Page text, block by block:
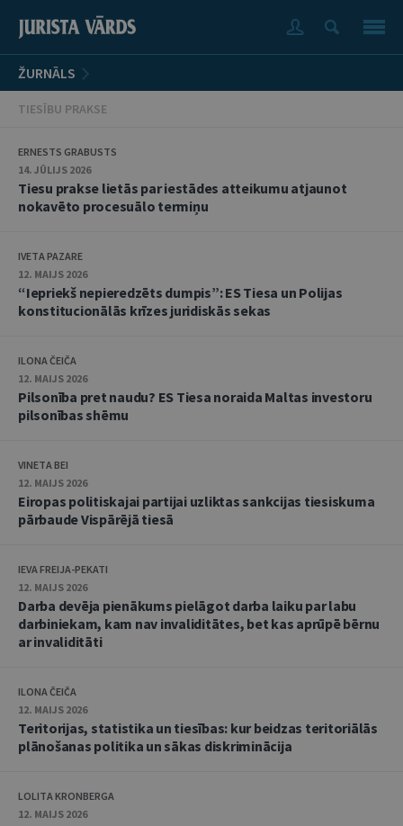
ŽURNĀLS
TIESĪBU PRAKSE
ERNESTS GRABUSTS
14. JŪLIJS 2026
Tiesu prakse lietās par iestādes atteikumu atjaunot
nokavēto procesuālo termiņu
IVETA PAZARE
12. MAIJS 2026
“Iepriekš nepieredzēts dumpis”: ES Tiesa un Polijas
konstitucionālās krīzes juridiskās sekas
ILONA ČEIČA
12. MAIJS 2026
Pilsonība pret naudu? ES Tiesa noraida Maltas investoru
pilsonības shēmu
VINETA BEI
12. MAIJS 2026
Eiropas politiskajai partijai uzliktas sankcijas tiesiskuma
pārbaude Vispārējā tiesā
IEVA FREIJA-PEKATI
12. MAIJS 2026
Darba devēja pienākums pielāgot darba laiku par labu
darbiniekam, kam nav invaliditātes, bet kas aprūpē bērnu
ar invaliditāti
ILONA ČEIČA
12. MAIJS 2026
Teritorijas, statistika un tiesības: kur beidzas teritoriālās
plānošanas politika un sākas diskriminācija
LOLITA KRONBERGA
12. MAIJS 2026